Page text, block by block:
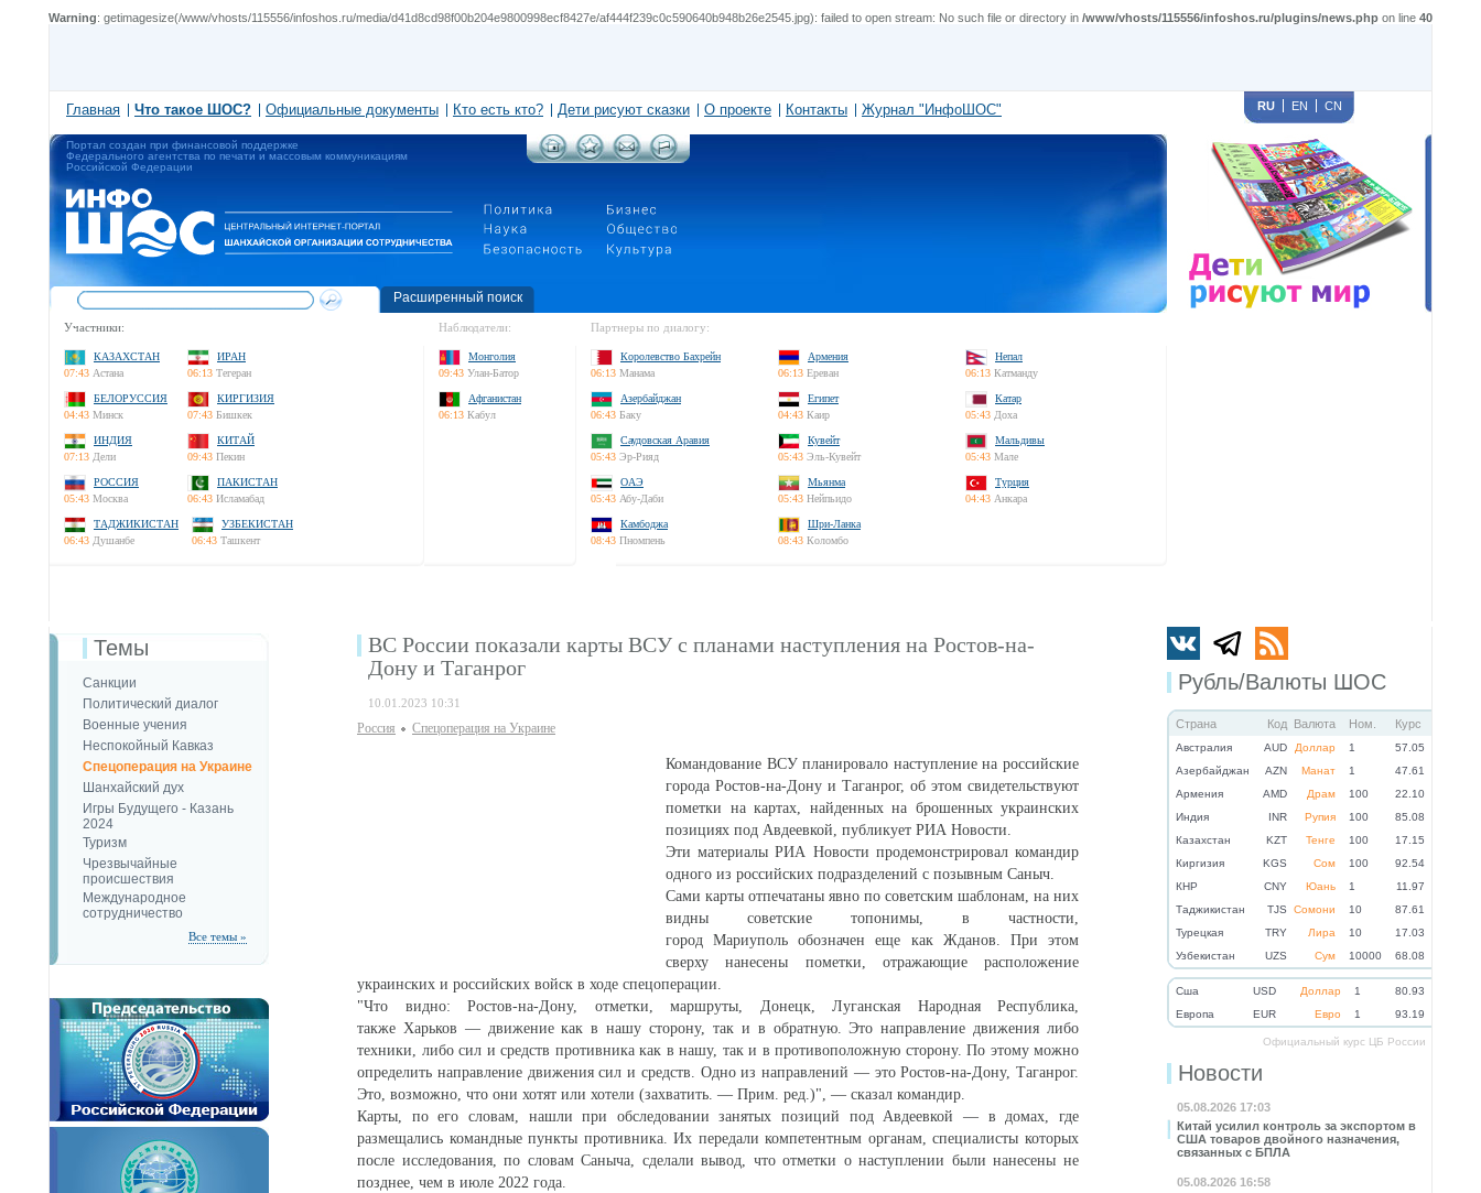
Warning: getimagesize(/www/vhosts/115556/infoshos.ru/media/d41d8cd98f00b204e9800998ecf8427e/af444f239c0c590640b948b26e2545.jpg): failed to open stream: No such file or directory in /www/vhosts/115556/infoshos.ru/plugins/news.php on line 40
Главная Что такое ШОС? Официальные документы Кто есть кто? Дети рисуют сказки О проекте Контакты Журнал "ИнфоШОС" RU EN CN
Портал создан при финансовой поддержке
Федерального агентства по печати и массовым коммуникациям
Российской Федерации
Расширенный поиск
Участники:
КАЗАХСТАН
07:43 Астана
ИРАН
06:13 Тегеран
БЕЛОРУССИЯ
04:43 Минск
КИРГИЗИЯ
07:43 Бишкек
ИНДИЯ
07:13 Дели
КИТАЙ
09:43 Пекин
РОССИЯ
05:43 Москва
ПАКИСТАН
06:43 Исламабад
ТАДЖИКИСТАН
06:43 Душанбе
УЗБЕКИСТАН
06:43 Ташкент
Наблюдатели:
Монголия
09:43 Улан-Батор
Афганистан
06:13 Кабул
Партнеры по диалогу:
Королевство Бахрейн
06:13 Манама
Армения
06:13 Ереван
Непал
06:13 Катманду
Азербайджан
06:43 Баку
Египет
04:43 Каир
Катар
05:43 Доха
Саудовская Аравия
05:43 Эр-Рияд
Кувейт
05:43 Эль-Кувейт
Мальдивы
05:43 Мале
ОАЭ
05:43 Абу-Даби
Мьянма
05:43 Нейпьидо
Турция
04:43 Анкара
Камбоджа
08:43 Пномпень
Шри-Ланка
08:43 Коломбо
Рубль/Валюты ШОС
Страна Код Валюта Ном. Курс
Австралия AUD Доллар 1
57.05
Азербайджан
AZN Манат 1
47.61
Армения
AMD Драм 100
22.10
Индия
INR Рупия 100
85.08
Казахстан
KZT Тенге 100
17.15
Киргизия
KGS Сом 100
92.54
КНР
CNY Юань 1
11.97
Таджикистан
TJS Сомони 10
87.61
Турецкая
TRY Лира 10
17.03
Узбекистан
UZS Сум 10000 68.08
Cша USD Доллар 1
80.93
Eвропа
EUR Евро 1 93.19
Официальный курс ЦБ России
Новости
05.08.2026 17:03
Китай усилил контроль за экспортом в
США товаров двойного назначения,
связанных с БПЛА
05.08.2026 16:58
Темы
Санкции
Политический диалог
Военные учения
Неспокойный Кавказ
Спецоперация на Украине
Шанхайский дух
Игры Будущего - Казань
2024
Туризм
Чрезвычайные
происшествия
Международное
сотрудничество
Все темы »
ВС России показали карты ВСУ с планами наступления на Ростов-на-
Дону и Таганрог
10.01.2023 10:31
Россия Спецоперация на Украине
Командование ВСУ планировало наступление на российские
города Ростов-на-Дону и Таганрог, об этом свидетельствуют
пометки на картах, найденных на брошенных украинских
позициях под Авдеевкой, публикует РИА Новости.
Эти материалы РИА Новости продемонстрировал командир
одного из российских подразделений с позывным Саныч.
Сами карты отпечатаны явно по советским шаблонам, на них
видны советские топонимы, в частности,
город Мариуполь обозначен еще как Жданов. При этом
сверху нанесены пометки, отражающие расположение
украинских и российских войск в ходе спецоперации.
"Что видно: Ростов-на-Дону, отметки, маршруты, Донецк, Луганская Народная Республика,
также Харьков — движение как в нашу сторону, так и в обратную. Это направление движения либо
техники, либо сил и средств противника как в нашу, так и в противоположную сторону. По этому можно
определить направление движения сил и средств. Одно из направлений — это Ростов-на-Дону, Таганрог.
Это, возможно, что они хотят или хотели (захватить. — Прим. ред.)", — сказал командир.
Карты, по его словам, нашли при обследовании занятых позиций под Авдеевкой — в домах, где
размещались командные пункты противника. Их передали компетентным органам, специалисты которых
после исследования, по словам Саныча, сделали вывод, что отметки о наступлении были нанесены не
позднее, чем в июле 2022 года.